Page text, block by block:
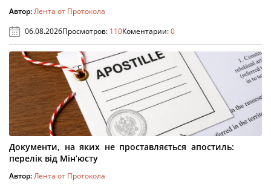
Автор:Лента от Протокола
06.08.2026Просмотров: 110Коментарии:0
Документи, на яких не проставляється апостиль:
перелік від Мін’юсту
Автор:Лента от Протокола